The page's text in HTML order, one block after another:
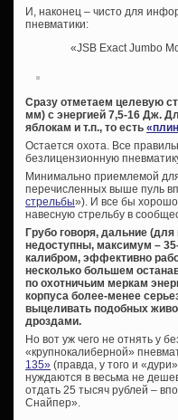
И, наконец – чисто для
пневматики:
«JSB Exact Jumbo
Сразу отметаем целевую
мм) с энергией 7,5-16 Дж.
яблокам и т.п., то есть
Остается охота. Все
безлицензионную
Минимально приемлемой для
перечисленных выше пуль
стрельбы»). И все бы
навесную стрельбу в
Грубо говоря, дальние
недоступны, максимум –
калибром, эффективно
несколько большем
по охотничьим меркам
корпуса более-менее
выцеливать подобных
дроздами.
Но вот уж чего не отнять у
«крупнокалиберной»
135» (правда, у того и
нуждаются в весьма не
отдать 25 тысяч рублей –
Снайпер».